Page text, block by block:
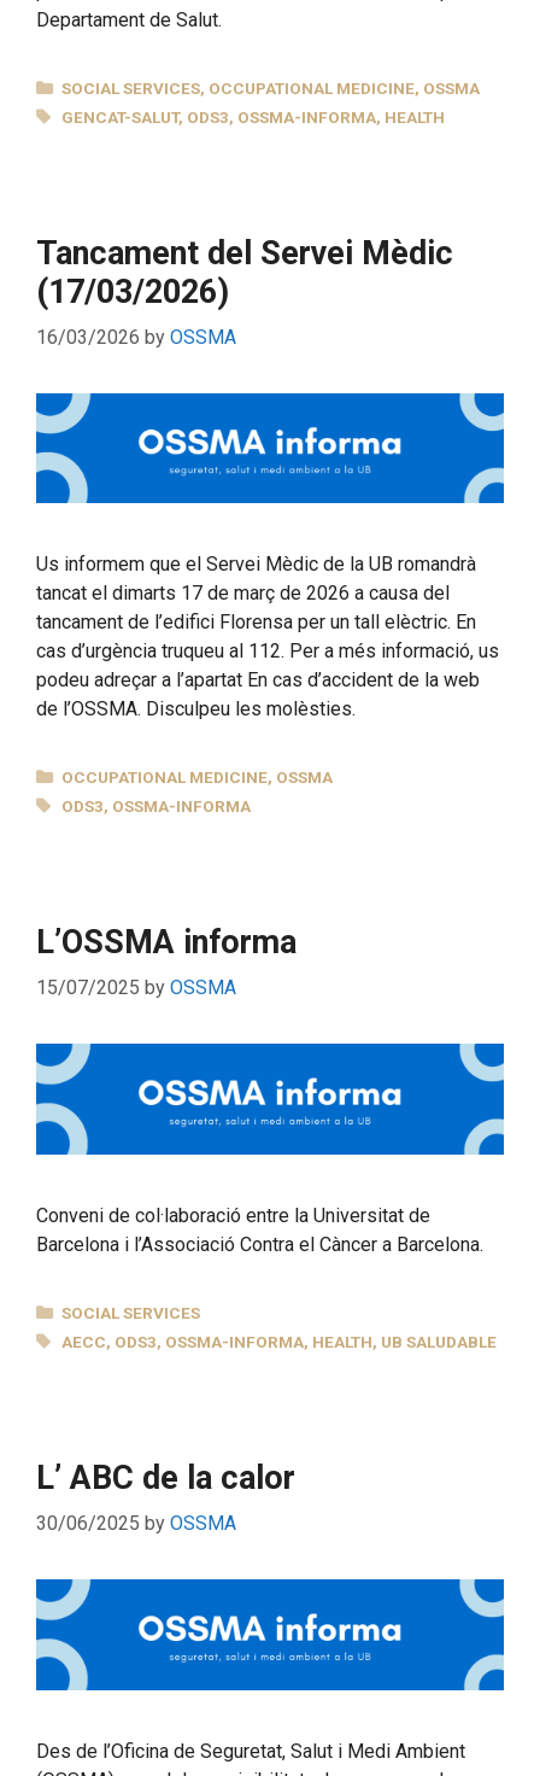
Departament de Salut.
CATEGORIES
SOCIAL SERVICES, OCCUPATIONAL MEDICINE, OSSMA
TAGS
GENCAT-SALUT, ODS3, OSSMA-INFORMA, HEALTH
Tancament del Servei Mèdic
(17/03/2026)
16/03/2026 by OSSMA
Us informem que el Servei Mèdic de la UB romandrà
tancat el dimarts 17 de març de 2026 a causa del
tancament de l’edifici Florensa per un tall elèctric. En
cas d’urgència truqueu al 112. Per a més informació, us
podeu adreçar a l’apartat En cas d’accident de la web
de l’OSSMA. Disculpeu les molèsties.
CATEGORIES
OCCUPATIONAL MEDICINE, OSSMA
TAGS
ODS3, OSSMA-INFORMA
L’OSSMA informa
15/07/2025 by OSSMA
Conveni de col·laboració entre la Universitat de
Barcelona i l’Associació Contra el Càncer a Barcelona.
CATEGORIES
SOCIAL SERVICES
TAGS
AECC, ODS3, OSSMA-INFORMA, HEALTH, UB SALUDABLE
L’ ABC de la calor
30/06/2025 by OSSMA
Des de l’Oficina de Seguretat, Salut i Medi Ambient